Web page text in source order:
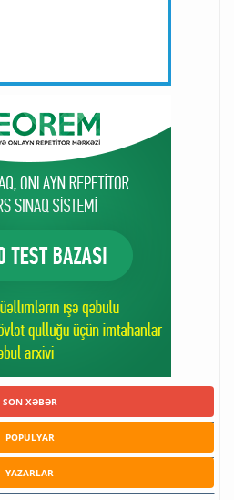
SON XƏBƏR
POPULYAR
YAZARLAR